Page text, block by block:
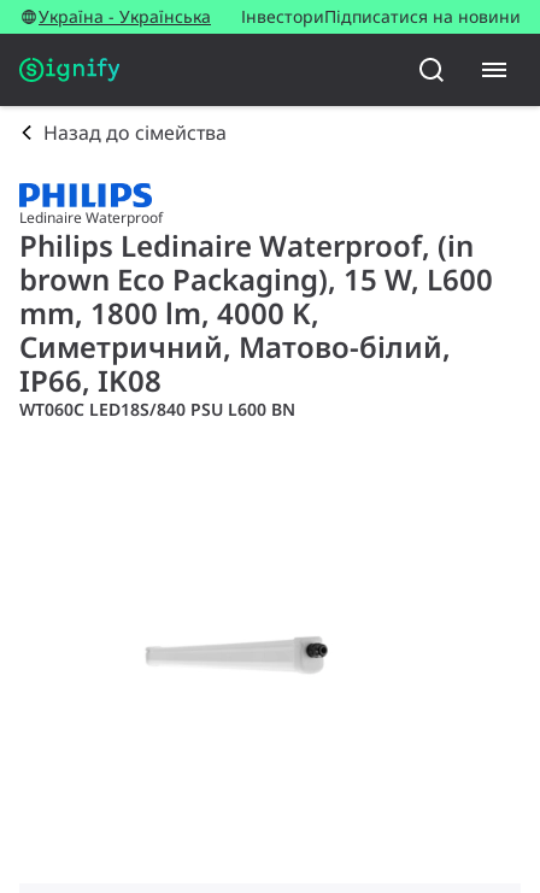
Україна - Українська ІнвесториПідписатися на новини
Назад до сімейства
Ledinaire Waterproof
Philips Ledinaire Waterproof, (in
brown Eco Packaging), 15 W, L600
mm, 1800 lm, 4000 K,
Симетричний, Матово-білий,
IP66, IK08
WT060C LED18S/840 PSU L600 BN